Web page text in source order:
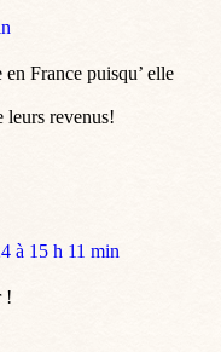
France puisqu’ elle
leurs revenus!
à 15 h 11 min
!